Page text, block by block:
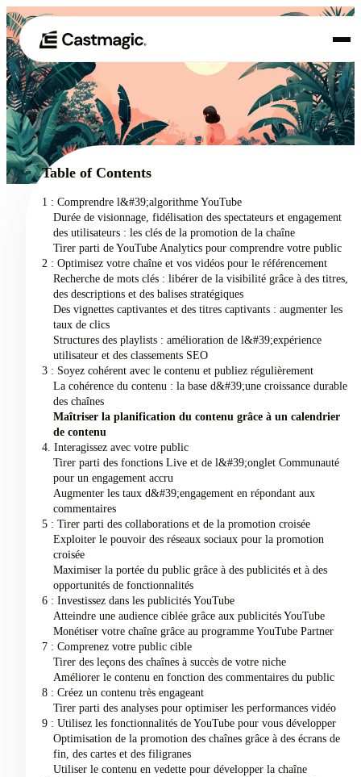
01 Produit
02 Cas d'utilisation
Tarification
À propos de nous
Table of Contents
1 : Comprendre l&#39;algorithme YouTube
Durée de visionnage, fidélisation des spectateurs et engagement
des utilisateurs : les clés de la promotion de la chaîne
Tirer parti de YouTube Analytics pour comprendre votre public
2 : Optimisez votre chaîne et vos vidéos pour le référencement
Recherche de mots clés : libérer de la visibilité grâce à des titres,
des descriptions et des balises stratégiques
Des vignettes captivantes et des titres captivants : augmenter les
taux de clics
Structures des playlists : amélioration de l&#39;expérience
utilisateur et des classements SEO
3 : Soyez cohérent avec le contenu et publiez régulièrement
La cohérence du contenu : la base d&#39;une croissance durable
des chaînes
Maîtriser la planification du contenu grâce à un calendrier
de contenu
4. Interagissez avec votre public
Tirer parti des fonctions Live et de l&#39;onglet Communauté
pour un engagement accru
Augmenter les taux d&#39;engagement en répondant aux
commentaires
5 : Tirer parti des collaborations et de la promotion croisée
Exploiter le pouvoir des réseaux sociaux pour la promotion
croisée
Maximiser la portée du public grâce à des publicités et à des
opportunités de fonctionnalités
6 : Investissez dans les publicités YouTube
Atteindre une audience ciblée grâce aux publicités YouTube
Monétiser votre chaîne grâce au programme YouTube Partner
7 : Comprenez votre public cible
Tirer des leçons des chaînes à succès de votre niche
Améliorer le contenu en fonction des commentaires du public
8 : Créez un contenu très engageant
Tirer parti des analyses pour optimiser les performances vidéo
9 : Utilisez les fonctionnalités de YouTube pour vous développer
Optimisation de la promotion des chaînes grâce à des écrans de
fin, des cartes et des filigranes
Utiliser le contenu en vedette pour développer la chaîne